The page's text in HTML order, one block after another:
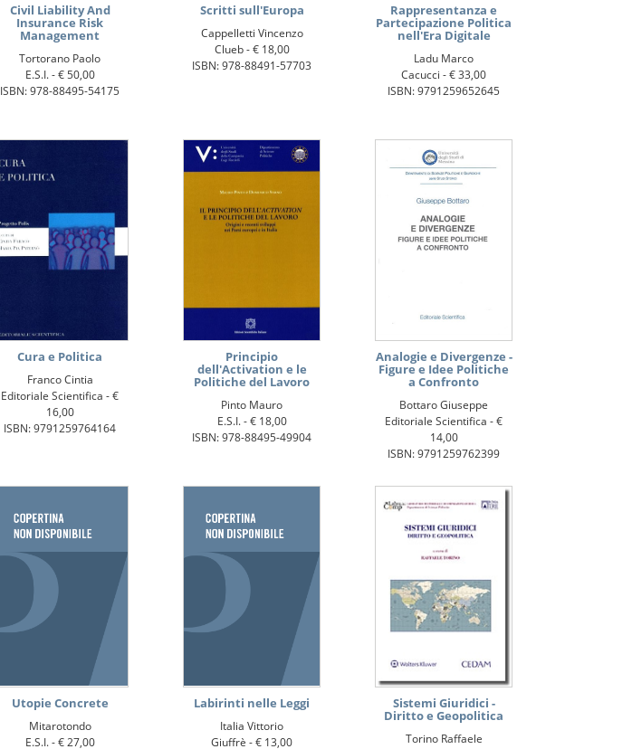
Civil Liability And
Insurance Risk
Management
Tortorano Paolo
E.S.I. -€ 50,00
ISBN: 978-88495-54175
Scritti sull'Europa
Cappelletti Vincenzo
Clueb -€ 18,00
ISBN: 978-88491-57703
Rappresentanza e
Partecipazione Politica
nell'Era Digitale
Ladu Marco
Cacucci -€ 33,00
ISBN: 9791259652645
Cura e Politica
Franco Cintia
Editoriale Scientifica -€
16,00
ISBN: 9791259764164
Principio
dell'Activation e le
Politiche del Lavoro
Pinto Mauro
E.S.I. -€ 18,00
ISBN: 978-88495-49904
Analogie e Divergenze -
Figure e Idee Politiche
a Confronto
Bottaro Giuseppe
Editoriale Scientifica -€
14,00
ISBN: 9791259762399
Utopie Concrete
Mitarotondo
E.S.I. -€ 27,00
Labirinti nelle Leggi
Italia Vittorio
Giuffrè -€ 13,00
Sistemi Giuridici -
Diritto e Geopolitica
Torino Raffaele